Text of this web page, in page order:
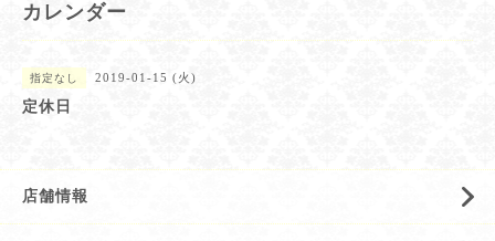
カレンダー
指定なし 2019-01-15 (火)
定休日
店舗情報